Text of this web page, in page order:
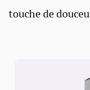
touche de